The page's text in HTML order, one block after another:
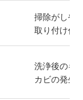
掃除がしや
取り付け作
洗浄後のキ
カビの発生